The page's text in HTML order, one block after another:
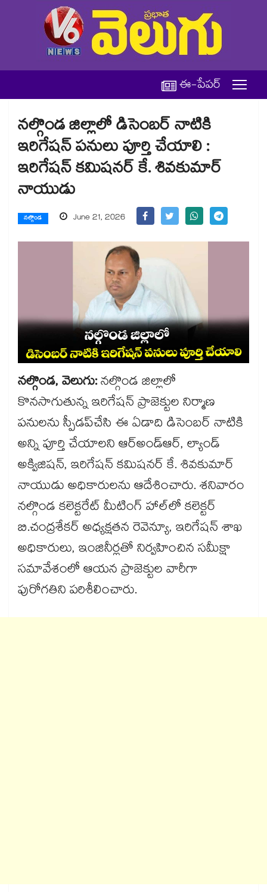
ఈ-పేపర్
నల్గొండ జిల్లాలో డిసెంబర్ నాటికి
ఇరిగేషన్ పనులు పూర్తి చేయాలి :
ఇరిగేషన్ కమిషనర్ కే. శివకుమార్
నాయుడు
నల్గొండ June 21, 2026
నల్గొండ, వెలుగు:నల్గొండ జిల్లాలో
కొనసాగుతున్న ఇరిగేషన్ ప్రాజెక్టుల నిర్మాణ
పనులను స్పీడప్​చేసి ఈ ఏడాది డిసెంబర్ నాటికి
అన్ని పూర్తి చేయాలని ఆర్‌‌‌‌‌‌‌‌‌‌‌‌‌‌‌‌అండ్‌‌‌‌‌‌‌‌‌‌‌‌‌‌‌‌ఆర్, ల్యాండ్
అక్విజిషన్, ఇరిగేషన్ కమిషనర్ కే. శివకుమార్
నాయుడు అధికారులను ఆదేశించారు. శనివారం
నల్గొండ కలెక్టరేట్​ మీటింగ్​ హాల్​లో కలెక్టర్
బి.చంద్రశేకర్​ అధ్యక్షతన రెవెన్యూ, ఇరిగేషన్ శాఖ
అధికారులు, ఇంజినీర్లతో నిర్వహించిన సమీక్షా
సమావేశంలో ఆయన ప్రాజెక్టుల వారీగా
పురోగతిని పరిశీలించారు.